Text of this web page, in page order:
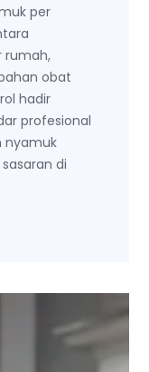
per
rumah,
obat
hadir
profesional
nyamuk
di